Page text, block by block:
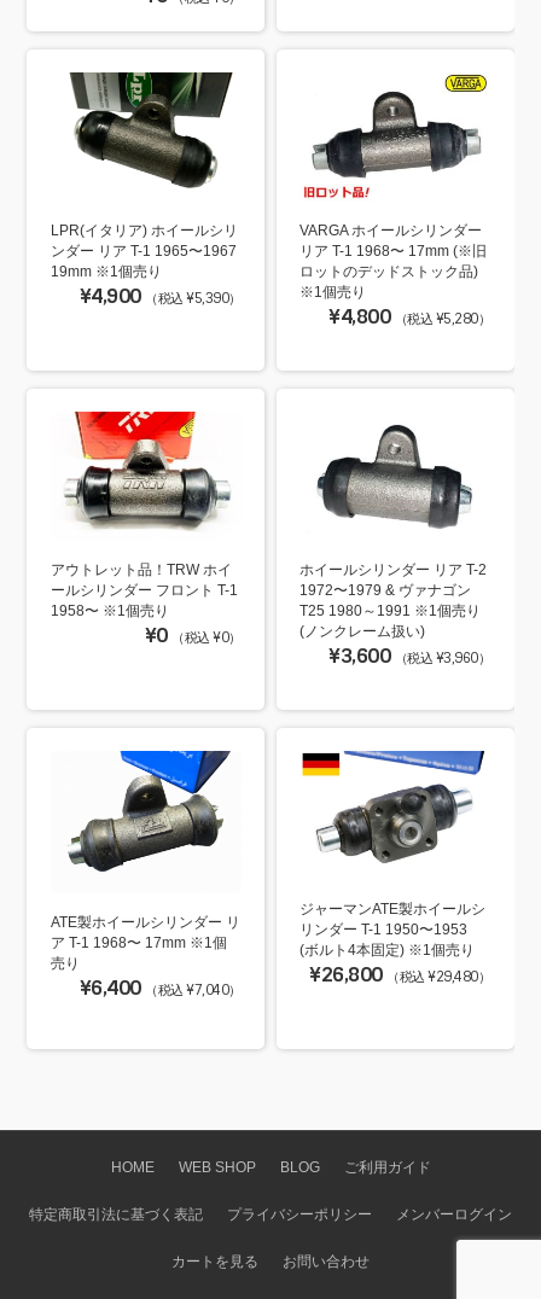
LPR(イタリア) ホイールシリ
ンダー リア T-1 1965〜1967
19mm ※1個売り
¥4,900 （税込 ¥5,390）
VARGA ホイールシリンダー
リア T-1 1968〜 17mm (※旧
ロットのデッドストック品)
※1個売り
¥4,800 （税込 ¥5,280）
アウトレット品！TRW ホイ
ールシリンダー フロント T-1
1958〜 ※1個売り
¥0 （税込 ¥0）
ホイールシリンダー リア T-2
1972〜1979 & ヴァナゴン
T25 1980～1991 ※1個売り
(ノンクレーム扱い)
¥3,600 （税込 ¥3,960）
ATE製ホイールシリンダー リ
ア T-1 1968〜 17mm ※1個
売り
¥6,400 （税込 ¥7,040）
ジャーマンATE製ホイールシ
リンダー T-1 1950〜1953
(ボルト4本固定) ※1個売り
¥26,800 （税込 ¥29,480）
HOME WEB SHOP BLOG ご利用ガイド
特定商取引法に基づく表記 プライバシーポリシー メンバーログイン
カートを見る お問い合わせ